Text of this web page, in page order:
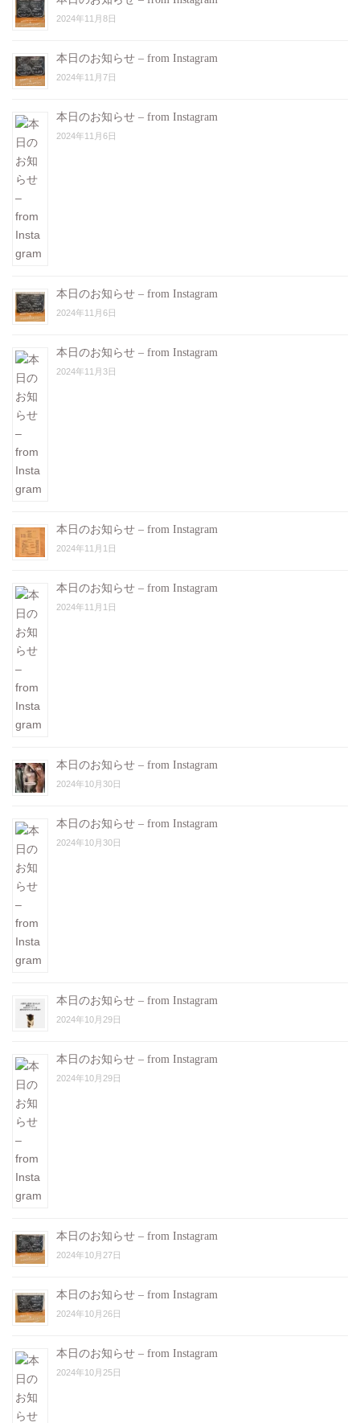
2024年11月8日
本日のお知らせ – from Instagram
2024年11月7日
本日のお知らせ – from Instagram
2024年11月6日
本日のお知らせ – from Instagram
2024年11月6日
本日のお知らせ – from Instagram
2024年11月3日
本日のお知らせ – from Instagram
2024年11月1日
本日のお知らせ – from Instagram
2024年11月1日
本日のお知らせ – from Instagram
2024年10月30日
本日のお知らせ – from Instagram
2024年10月30日
本日のお知らせ – from Instagram
2024年10月29日
本日のお知らせ – from Instagram
2024年10月29日
本日のお知らせ – from Instagram
2024年10月27日
本日のお知らせ – from Instagram
2024年10月26日
本日のお知らせ – from Instagram
2024年10月25日